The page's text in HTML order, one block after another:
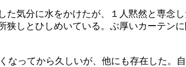
気分に水をかけたが、１人黙然と専念
しとひしめいている。ぶ厚いカーテン
なってから久しいが、他にも存在した。